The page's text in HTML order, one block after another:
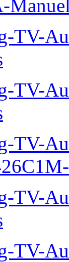
TV-
TV-
TV-
TV-
TV-